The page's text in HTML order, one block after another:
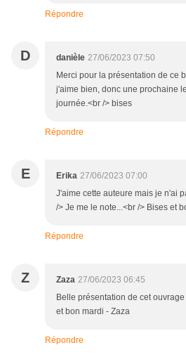
Répondre
D danièle 27/06/2023 07:50
Merci pour la présentation de ce
j'aime bien, donc une prochaine
journée.<br /> bises
Répondre
E Erika 27/06/2023 07:00
J'aime cette auteure mais je n'ai
/> Je me le note...<br /> Bises et
Répondre
Z Zaza 27/06/2023 06:45
Belle présentation de cet
et bon mardi - Zaza
Répondre